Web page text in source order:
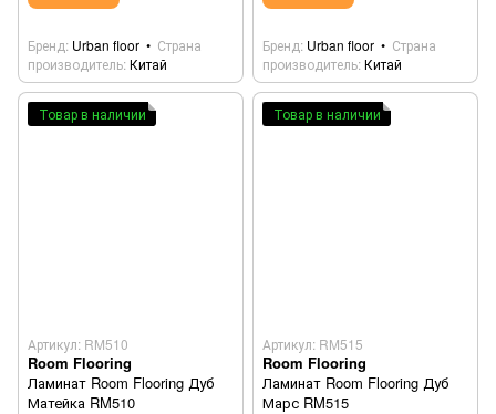
Бренд Urban floor
Страна
производитель Китай
Бренд Urban floor
Страна
производитель Китай
Товар в наличии
Артикул: RM510
Room Flooring
Ламинат Room Flooring Дуб
Матейка RM510
Товар в наличии
Артикул: RM515
Room Flooring
Ламинат Room Flooring Дуб
Марс RM515